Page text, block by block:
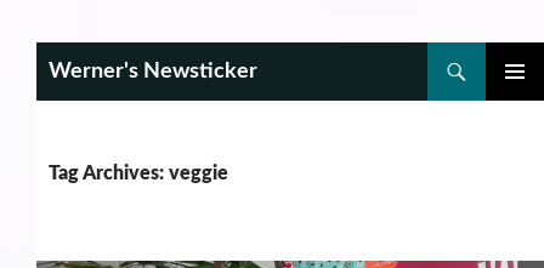
Werner's Newsticker
Tag Archives: veggie